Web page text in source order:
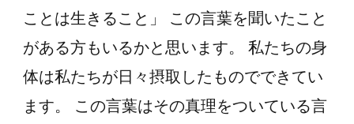
に
る
た
め
ことは生きること」 この言葉を聞いたこと
がある方もいるかと思います。 私たちの身
体は私たちが日々摂取したものでできてい
ます。 この言葉はその真理をついている言